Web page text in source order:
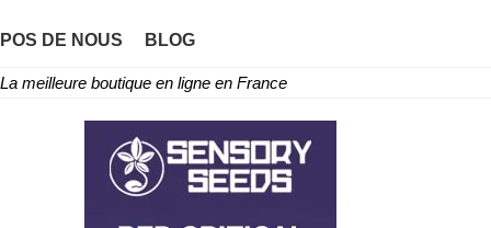
DE NOUS BLOG
La meilleure boutique en ligne en France